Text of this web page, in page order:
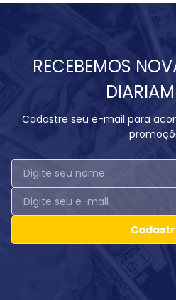
RECEBEMOS
Cadastre seu e-mail para